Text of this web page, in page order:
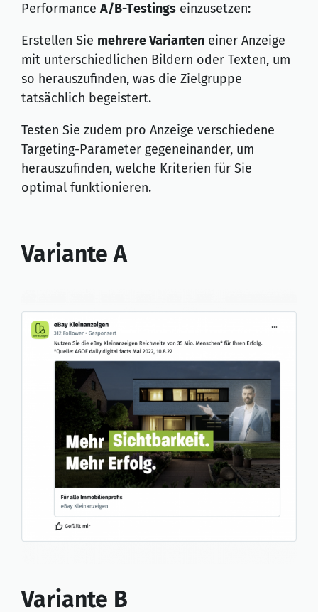
Performance A/B-Testings einzusetzen:
Erstellen Sie mehrere Varianten einer Anzeige
mit unterschiedlichen Bildern oder Texten, um
so herauszufinden, was die Zielgruppe
tatsächlich begeistert.
Testen Sie zudem pro Anzeige verschiedene
Targeting-Parameter gegeneinander, um
herauszufinden, welche Kriterien für Sie
optimal funktionieren.
Variante A
Variante B